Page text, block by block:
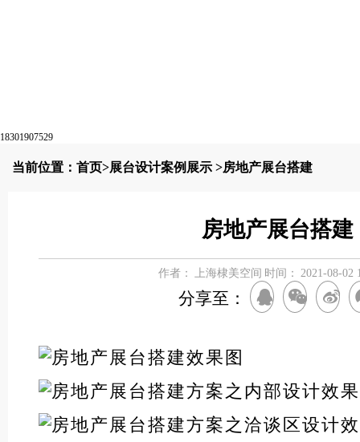
18301907529
当前位置： 首页>展台设计案例展示>房地产展台搭建
房地产展台搭建
作者： 上海棣美空间 时间： 2021-08-02
分享至：